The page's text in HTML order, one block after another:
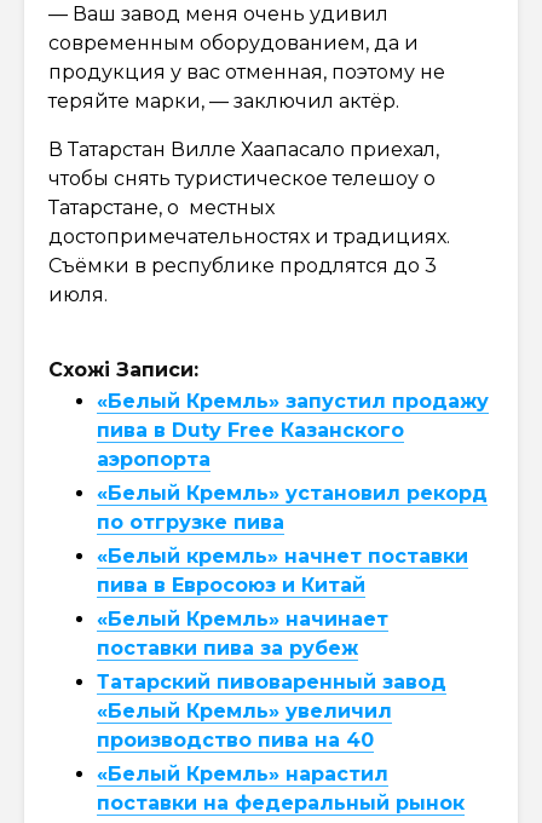
— Ваш завод меня очень удивил
современным оборудованием, да и
продукция у вас отменная, поэтому не
теряйте марки, — заключил актёр.
В Татарстан Вилле Хаапасало приехал,
чтобы снять туристическое телешоу о
Татарстане, о местных
достопримечательностях и традициях.
Съёмки в республике продлятся до 3
июля.
Схожі Записи:
«Белый Кремль» запустил продажу
пива в Duty Free Казанского
аэропорта
«Белый Кремль» установил рекорд
по отгрузке пива
«Белый кремль» начнет поставки
пива в Евросоюз и Китай
«Белый Кремль» начинает
поставки пива за рубеж
Татарский пивоваренный завод
«Белый Кремль» увеличил
производство пива на 40
«Белый Кремль» нарастил
поставки на федеральный рынок